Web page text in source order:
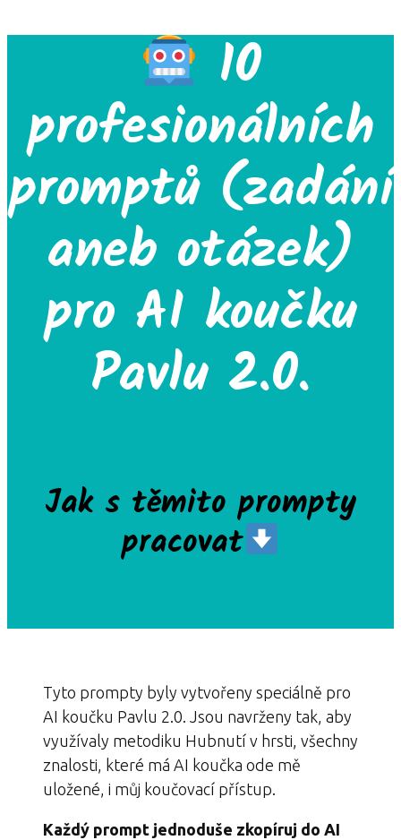
10
profesionálních
promptů (zadání
aneb otázek)
pro AI koučku
Pavlu 2.0.
Jak s těmito prompty
pracovat
Tyto prompty byly vytvořeny speciálně pro
AI koučku Pavlu 2.0. Jsou navrženy tak, aby
využívaly metodiku Hubnutí v hrsti, všechny
znalosti, které má AI koučka ode mě
uložené, i můj koučovací přístup.
Každý prompt jednoduše zkopíruj do AI